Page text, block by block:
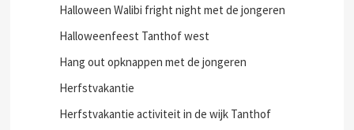
Halloween Walibi fright night met de jongeren
Halloweenfeest Tanthof west
Hang out opknappen met de jongeren
Herfstvakantie
Herfstvakantie activiteit in de wijk Tanthof